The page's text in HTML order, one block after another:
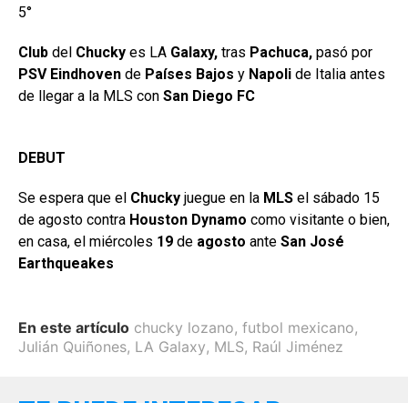
5°
Club del Chucky es LA Galaxy, tras Pachuca, pasó por
PSV Eindhoven de Países Bajos y Napoli de Italia antes
de llegar a la MLS con San Diego FC
DEBUT
Se espera que el Chucky juegue en la MLS el sábado 15
de agosto contra Houston Dynamo como visitante o bien,
en casa, el miércoles 19 de agosto ante San José
Earthqueakes
En este artículo chucky lozano, futbol mexicano,
Julián Quiñones, LA Galaxy, MLS, Raúl Jiménez